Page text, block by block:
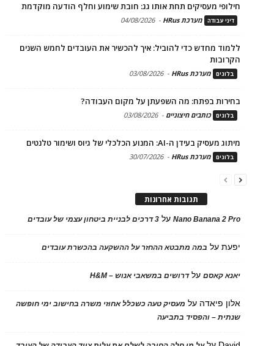
חילופי מעסיקים תחת אותו גג: חובת שימוע וחלף הודעה מוקדמת
דיני עבודה מערכת HRus -
04/08/2026
ללמוד מחדש כדי להוביל: איך להכשיר את העובדים לחמש השנים
הקרובות
בלוגים מערכת HRus -
03/08/2026
בחירות בפתח: מה השפעתן על מקום העבודה?
בלוגים כותבים חיצוניים -
03/08/2026
מיתוג מעסיק בעידן ה-AI: המנוע הכלכלי של גיוס ושימור טלנטים
בלוגים מערכת HRus -
30/07/2026
תגובות אחרונות
Nano Banana 2 Proעל 3 דרכים לבניית ביטחון עצמי של עובדים
יפעתעל במה מתבטא ההחזר על ההשקעה בהכשרת עובדים
יאנא קאסםעלדרושים במשאבי אנוש – H&M
אלון פיאדה על מעסיק טעה כשכלל אחוזי משרה בחישוב ימי חופשה
שנתית – והפסיד בתביעה